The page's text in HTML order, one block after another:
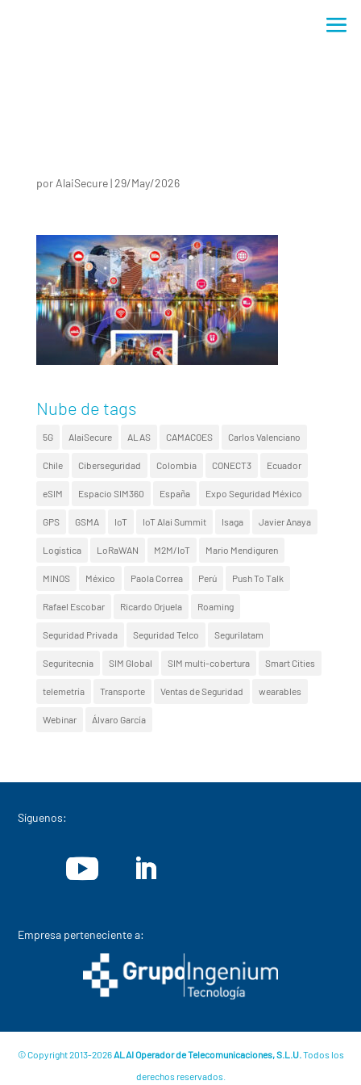
por AlaiSecure|29/May/2026
Nube de tags
5G AlaiSecure ALAS CAMACOES Carlos Valenciano
Chile Ciberseguridad Colombia CONECT3 Ecuador
eSIM Espacio SIM360 España Expo Seguridad México
GPS GSMA IoT IoT Alai Summit Isaga Javier Anaya
Logística LoRaWAN M2M/IoT Mario Mendiguren
MINOS México Paola Correa Perú Push To Talk
Rafael Escobar Ricardo Orjuela Roaming
Seguridad Privada Seguridad Telco Segurilatam
Seguritecnia SIM Global SIM multi-cobertura Smart Cities
telemetría Transporte Ventas de Seguridad wearables
Webinar Álvaro García
Síguenos:
Empresa perteneciente a:
© Copyright 2013-2026ALAI Operador de Telecomunicaciones, S.L.U.Todos los
derechos reservados.